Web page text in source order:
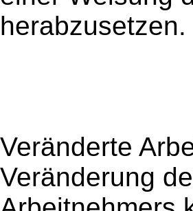
herabzusetzen.
Veränderte
Veränderung